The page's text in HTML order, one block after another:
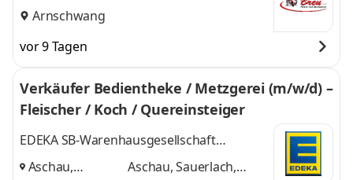
Arnschwang
vor 9 Tagen
Verkäufer Bedientheke / Metzgerei (m/w/d) –
Fleischer / Koch / Quereinsteiger
EDEKA SB-Warenhausgesellschaft
Südbayern mbH
Aschau,
Aschau, Sauerlach,